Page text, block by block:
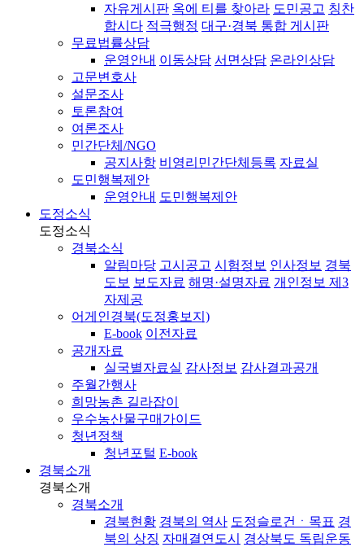
자유게시판 옥에 티를 찾아라 도민공고 칭찬
합시다 적극행정 대구·경북 통합 게시판
무료법률상담
운영안내 이동상담 서면상담 온라인상담
고문변호사
설문조사
토론참여
여론조사
민간단체/NGO
공지사항 비영리민간단체등록 자료실
도민행복제안
운영안내 도민행복제안
도정소식
도정소식
경북소식
알림마당 고시공고 시험정보 인사정보 경북
도보 보도자료 해명·설명자료 개인정보 제3
자제공
어게인경북(도정홍보지)
E-book 이전자료
공개자료
실국별자료실 감사정보 감사결과공개
주월간행사
희망농촌 길라잡이
우수농산물구매가이드
청년정책
청년포털 E-book
경북소개
경북소개
경북소개
경북현황 경북의 역사 도정슬로건ㆍ목표 경
북의 상징 자매결연도시
경상북도 독립운동